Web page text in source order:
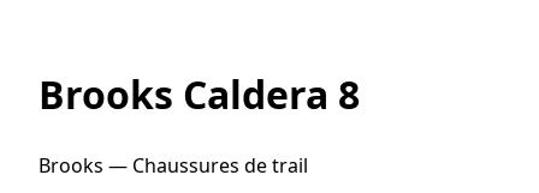
Brooks Caldera 8
Brooks — Chaussures de trail